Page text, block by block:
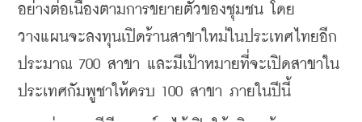
อย่างต่อเนื่องตามการขยายตัวของชุมชน โดย
วางแผนจะลงทุนเปิดร้านสาขาใหม่ในประเทศไทยอีก
ประมาณ 700 สาขา และมีเป้าหมายที่จะเปิดสาขาใน
ประเทศกัมพูชาให้ครบ 100 สาขา ภายในปีนี้